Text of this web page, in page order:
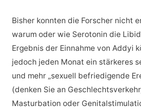
Bisher konnten die Forscher nicht
warum oder wie Serotonin die
Ergebnis der Einnahme von Addyi
jedoch jeden Monat ein stärkeres
und mehr „sexuell befriedigende
(denken Sie an
Masturbation oder